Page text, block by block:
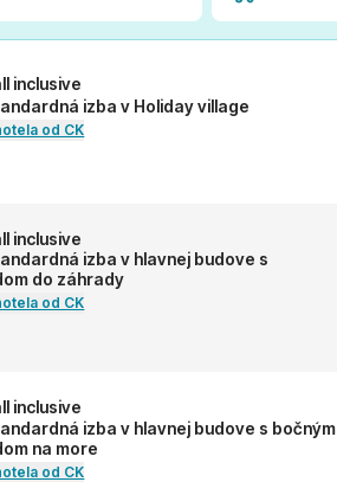
inclusive
izba v Holiday village
od CK
inclusive
izba v hlavnej budove s
do záhrady
od CK
inclusive
izba v hlavnej budove s bočným
na more
od CK